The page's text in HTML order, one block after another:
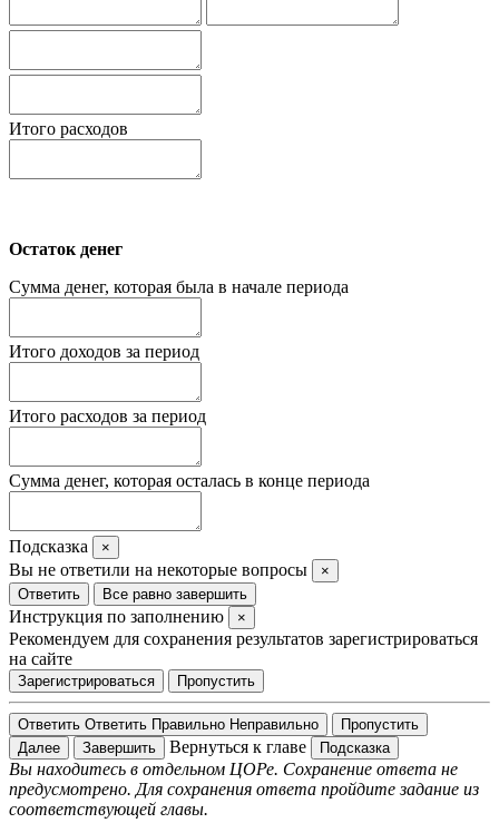
Итого расходов
Остаток денег
Сумма денег, которая была в начале периода
Итого доходов за период
Итого расходов за период
Сумма денег, которая осталась в конце периода
Подсказка ×
Вы не ответили на некоторые вопросы
×
Ответить
Все равно завершить
Инструкция по заполнению ×
Рекомендуем для сохранения результатов зарегистрироваться
на сайте
Зарегистрироваться Пропустить
Ответить Ответить Правильно Неправильно
Пропустить
Далее
Завершить Вернуться к главе Подсказка
Вы находитесь в отдельном ЦОРе. Сохранение ответа не
предусмотрено. Для сохранения ответа пройдите задание из
соответствующей главы.